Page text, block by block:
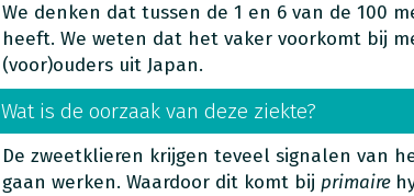
We denken dat tussen de 1 en 6 van de 100
heeft. We weten dat het vaker voorkomt bij
(voor)ouders uit Japan.
Wat is de oorzaak van deze ziekte?
De zweetklieren krijgen teveel signalen van
gaan werken. Waardoor dit komt bij primaire